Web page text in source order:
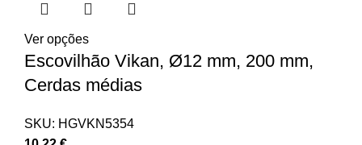
Ver opções
Escovilhão Vikan, Ø12 mm, 200 mm,
Cerdas médias
SKU: HGVKN5354